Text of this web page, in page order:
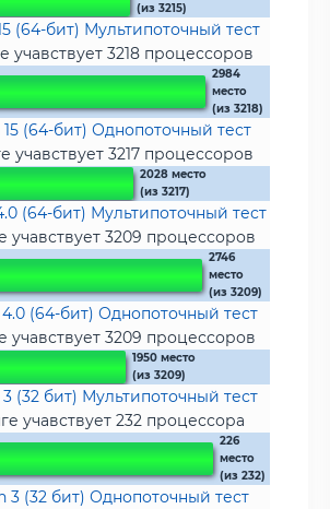
(из 3215)
(64-бит) Мультипоточный тест
учавствует 3218 процессоров
2984
место
(из 3218)
(64-бит) Однопоточный тест
учавствует 3217 процессоров
2028 место
(из 3217)
(64-бит) Мультипоточный тест
учавствует 3209 процессоров
2746
место
(из 3209)
(64-бит) Однопоточный тест
учавствует 3209 процессоров
1950 место
(из 3209)
(32 бит) Мультипоточный тест
учавствует 232 процессора
226
место
(из 232)
3 (32 бит) Однопоточный тест